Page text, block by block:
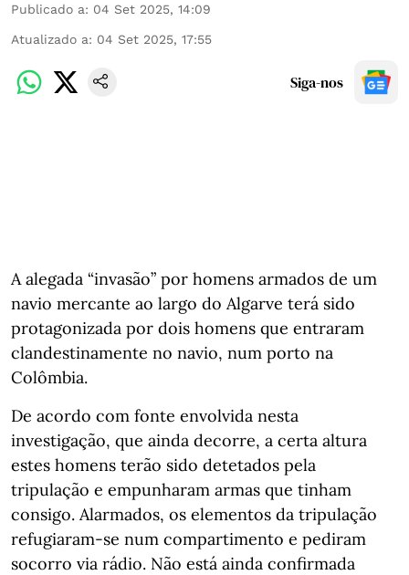
Publicado a: 04 Set 2025, 14:09
Atualizado a: 04 Set 2025, 17:55
Siga-nos
A alegada “invasão” por homens armados de um
navio mercante ao largo do Algarve terá sido
protagonizada por dois homens que entraram
clandestinamente no navio, num porto na
Colômbia.
De acordo com fonte envolvida nesta
investigação, que ainda decorre, a certa altura
estes homens terão sido detetados pela
tripulação e empunharam armas que tinham
consigo. Alarmados, os elementos da tripulação
refugiaram-se num compartimento e pediram
socorro via rádio. Não está ainda confirmada